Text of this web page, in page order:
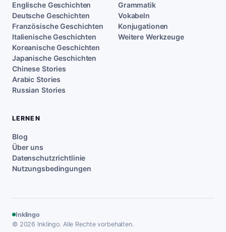
Englische Geschichten
Deutsche Geschichten
Französische Geschichten
Italienische Geschichten
Koreanische Geschichten
Japanische Geschichten
Chinese Stories
Arabic Stories
Russian Stories
Grammatik
Vokabeln
Konjugationen
Weitere Werkzeuge
LERNEN
Blog
Über uns
Datenschutzrichtlinie
Nutzungsbedingungen
Inklingo
© 2026 Inklingo. Alle Rechte vorbehalten.